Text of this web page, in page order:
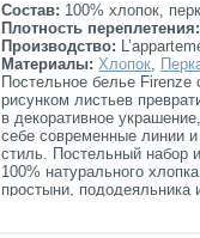
Состав: 100% хлопок,
Плотность переплетения:
Производство:
Материалы: Хлопок,
Постельное белье Firenze
рисунком листьев
в декоративное
себе современные линии
стиль. Постельный набор
100% натурального
простыни, пододеяльника